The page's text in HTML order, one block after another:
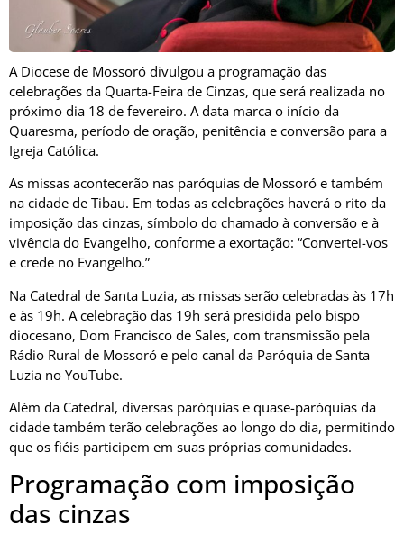
A Diocese de Mossoró divulgou a programação das
celebrações da Quarta-Feira de Cinzas, que será realizada no
próximo dia 18 de fevereiro. A data marca o início da
Quaresma, período de oração, penitência e conversão para a
Igreja Católica.
As missas acontecerão nas paróquias de Mossoró e também
na cidade de Tibau. Em todas as celebrações haverá o rito da
imposição das cinzas, símbolo do chamado à conversão e à
vivência do Evangelho, conforme a exortação: “Convertei-vos
e crede no Evangelho.”
Na Catedral de Santa Luzia, as missas serão celebradas às 17h
e às 19h. A celebração das 19h será presidida pelo bispo
diocesano, Dom Francisco de Sales, com transmissão pela
Rádio Rural de Mossoró e pelo canal da Paróquia de Santa
Luzia no YouTube.
Além da Catedral, diversas paróquias e quase-paróquias da
cidade também terão celebrações ao longo do dia, permitindo
que os fiéis participem em suas próprias comunidades.
Programação com imposição
das cinzas